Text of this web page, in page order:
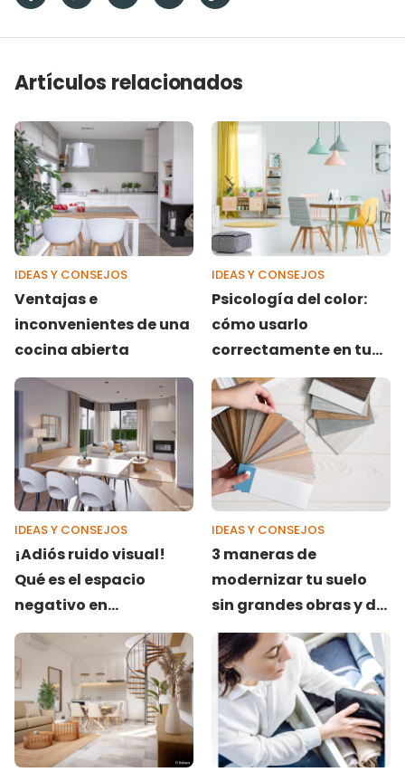
Artículos relacionados
IDEAS Y CONSEJOS
Ventajas e
inconvenientes de una
cocina abierta
IDEAS Y CONSEJOS
Psicología del color:
cómo usarlo
correctamente en tu
hogar
IDEAS Y CONSEJOS
¡Adiós ruido visual!
Qué es el espacio
negativo en
decoración y cómo
aprovechar sus
virtudes en casa
IDEAS Y CONSEJOS
3 maneras de
modernizar tu suelo
sin grandes obras y de
forma low cost: ¡Sí se
puede!